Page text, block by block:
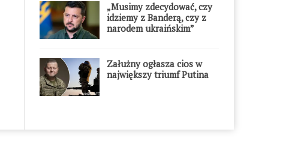
„Musimy zdecydować, czy
idziemy z Banderą, czy z
narodem ukraińskim”
Załużny ogłasza cios w
największy triumf Putina